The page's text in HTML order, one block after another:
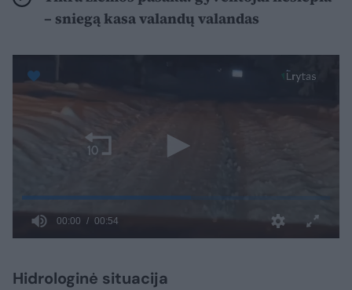
– sniegą kasa valandų valandas
Hidrologinė situacija